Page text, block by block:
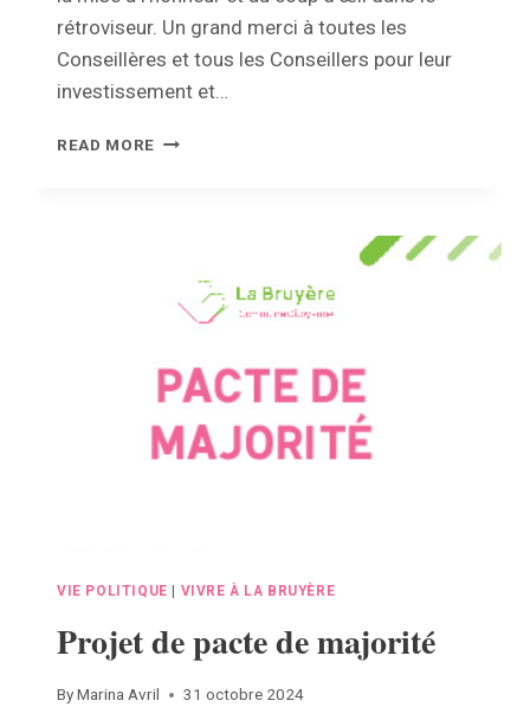
rétroviseur. Un grand merci à toutes les
Conseillères et tous les Conseillers pour leur
investissement et…
READ MORE DERNIÈRE
LÉGISLATURE
–
2024
VIE POLITIQUE VIVRE À LA BRUYÈRE
Projet de pacte de majorité
ByMarina Avril 31 octobre 2024